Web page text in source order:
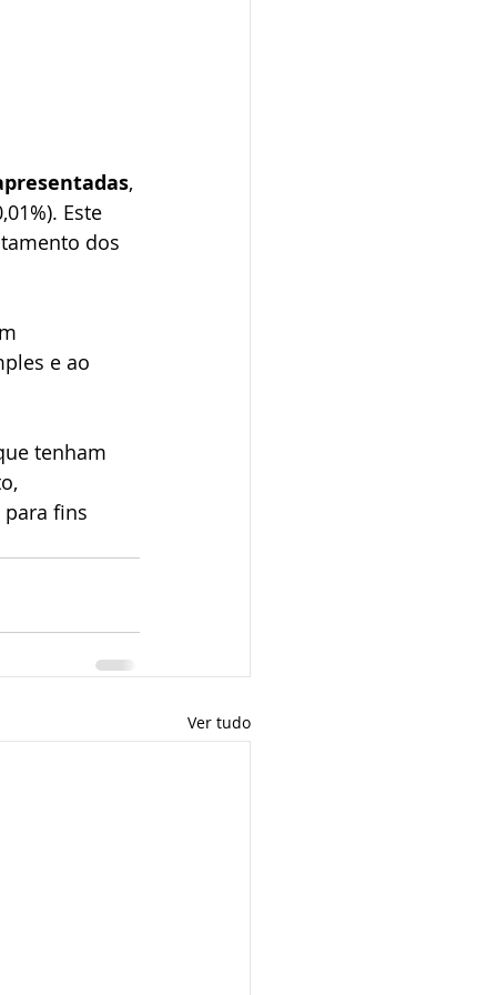
,
Este
dos
e ao
tenham
fins
Ver tudo